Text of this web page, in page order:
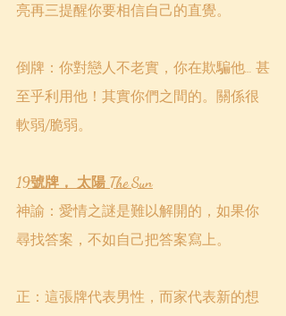
亮再三提醒你要相信自己的直覺。
倒牌：你對戀人不老實，你在欺騙他… 甚
至乎利用他！其實你們之間的。關係很
軟弱/脆弱。
19號牌， 太陽 The Sun
神諭：愛情之謎是難以解開的，如果你
尋找答案，不如自己把答案寫上。
正：這張牌代表男性，而家代表新的想